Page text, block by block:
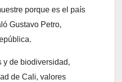
porque es el país
Gustavo Petro,
y de biodiversidad,
de Cali, valores